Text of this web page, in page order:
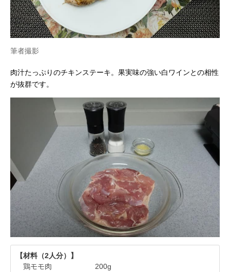
筆者撮影
肉汁たっぷりのチキンステーキ。果実味の強い白ワインとの相性
が抜群です。
【材料（2人分）】
鶏モモ肉 200g